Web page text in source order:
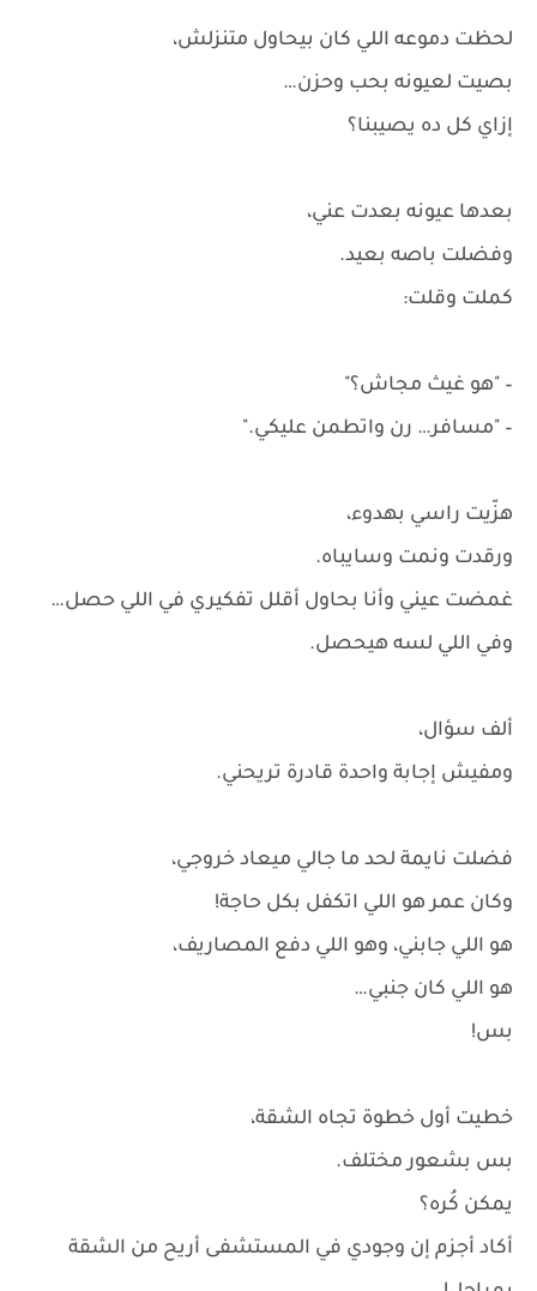
لحظت دموعه اللي كان بيحاول متنزلش،
بصيت لعيونه بحب وحزن…
إزاي كل ده يصيبنا؟
بعدها عيونه بعدت عني،
وفضلت باصه بعيد.
كملت وقلت:
– "هو غيث مجاش؟"
– "مسافر… رن واتطمن عليكي."
هزّيت راسي بهدوء،
ورقدت ونمت وسايباه.
غمضت عيني وأنا بحاول أقلل تفكيري في اللي حصل…
وفي اللي لسه هيحصل.
ألف سؤال،
ومفيش إجابة واحدة قادرة تريحني.
فضلت نايمة لحد ما جالي ميعاد خروجي،
وكان عمر هو اللي اتكفل بكل حاجة!
هو اللي جابني، وهو اللي دفع المصاريف،
هو اللي كان جنبي…
بس!
خطيت أول خطوة تجاه الشقة،
بس بشعور مختلف.
يمكن كُره؟
أكاد أجزم إن وجودي في المستشفى أريح من الشقة